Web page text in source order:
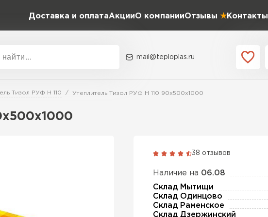
Доставка и оплатаАкцииО компанииОтзывы Контакты
mail@teploplas.ru
Тизол РУФ Н 110 Утеплитель Тизол РУФ Н 110 90х500х1000
38 отзывов
Наличие на 06.08
Склад Мытищи
Склад Одинцово
Склад Раменское
Склад Дзержинский
ПЕРЕЙТИ
Утеплитель Дирок
ПЕРЕЙТИ